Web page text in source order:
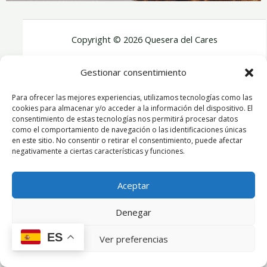
Gestionar consentimiento
Para ofrecer las mejores experiencias, utilizamos tecnologías como las
cookies para almacenar y/o acceder a la información del dispositivo. El
consentimiento de estas tecnologías nos permitirá procesar datos
como el comportamiento de navegación o las identificaciones únicas
en este sitio. No consentir o retirar el consentimiento, puede afectar
negativamente a ciertas características y funciones.
Aceptar
Denegar
Ver preferencias
Copyright © 2026 Quesera del Cares
ES